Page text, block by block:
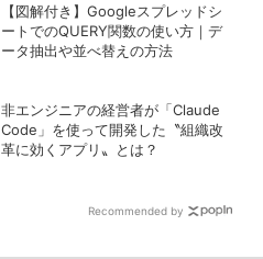
【図解付き】Googleスプレッドシ
ートでのQUERY関数の使い方｜デ
ータ抽出や並べ替えの方法
非エンジニアの経営者が「Claude
Code」を使って開発した〝組織改
革に効くアプリ〟とは？
Recommended by